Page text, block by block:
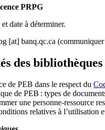
PRPG
date à déterminer.
[at] banq.qc.ca
des
de PEB dans le respect du
de PEB : types de
une personne-ressource
relatives à l’utilisation